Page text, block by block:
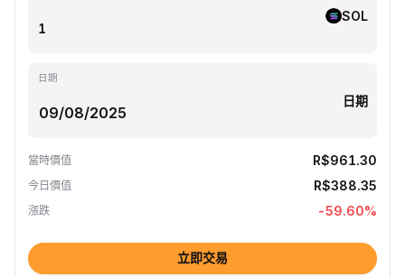
SOL
日期
日期
當時價值 R$961.30
今日價值 R$388.35
漲跌 -59.60%
立即交易